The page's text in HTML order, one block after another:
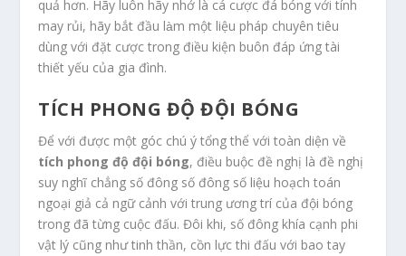
quả hơn. Hãy luôn hãy nhớ là cá cược đá bóng với tính
may rủi, hãy bắt đầu làm một liệu pháp chuyên tiêu
dùng với đặt cược trong điều kiện buôn đáp ứng tài
thiết yếu của gia đình.
TÍCH PHONG ĐỘ ĐỘI BÓNG
Để với được một góc chú ý tổng thể với toàn diện về
tích phong độ đội bóng, điều buộc đề nghị là đề nghị
suy nghĩ chẳng số đông số đông số liệu hoạch toán
ngoại giả cả ngữ cảnh với trung ương trí của đội bóng
trong đã từng cuộc đấu. Đôi khi, số đông khía cạnh phi
vật lý cũng như tinh thần, cồn lực thi đấu với bao tay